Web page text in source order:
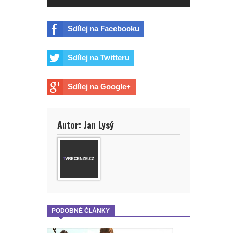
Sdílej na Facebooku
Sdílej na Twitteru
Sdílej na Google+
Autor: Jan Lysý
PODOBNÉ ČLÁNKY